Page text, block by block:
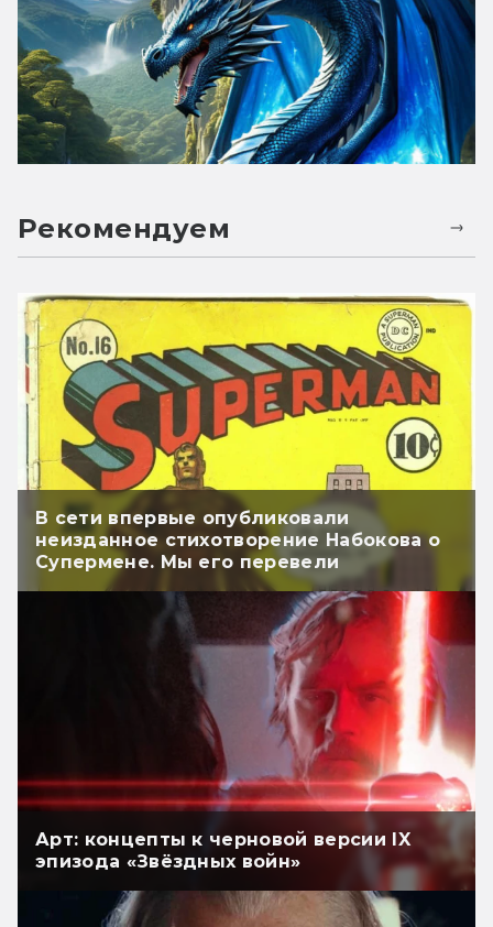
Рекомендуем
В сети впервые опубликовали
неизданное стихотворение Набокова о
Супермене. Мы его перевели
Арт: концепты к черновой версии IX
эпизода «Звёздных войн»